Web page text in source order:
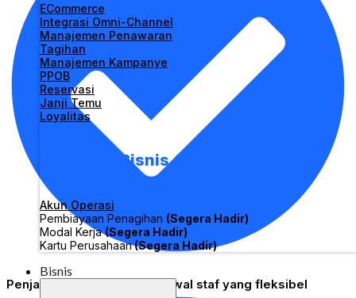
ECommerce
Integrasi Omni-Channel
Manajemen Penawaran
Tagihan
Manajemen Kampanye
PPOB
Reservasi
Janji Temu
Loyalitas
Amankan Bisnis Anda
Akun Operasi
Pembiayaan Penagihan (Segera Hadir)
Modal Kerja(Segera Hadir)
Kartu Perusahaan(Segera Hadir)
Bisnis
Penjadwalan - Tetapkan jadwal staf yang fleksibel